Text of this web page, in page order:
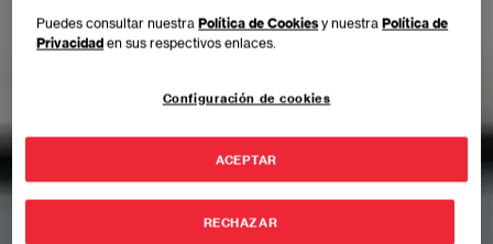
Puedes consultar nuestraPolítica de Cookies y nuestraPolítica de
Privacidad en sus respectivos enlaces.
Configuración de cookies
RECHAZAR
ACEPTAR